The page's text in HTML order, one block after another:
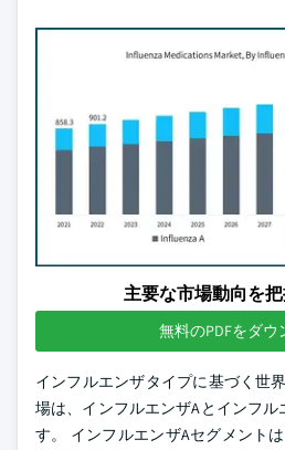
主要な市場動向を
無料のPDFをダウ
インフルエンザタイプに基づく世
場は、インフルエンザAとインフル
す。 インフルエンザAセグメント